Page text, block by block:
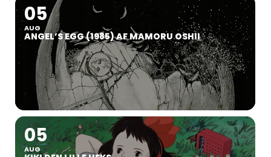
05
AUG
ANGEL’S EGG (1985) AF MAMORU OSHII
05
AUG